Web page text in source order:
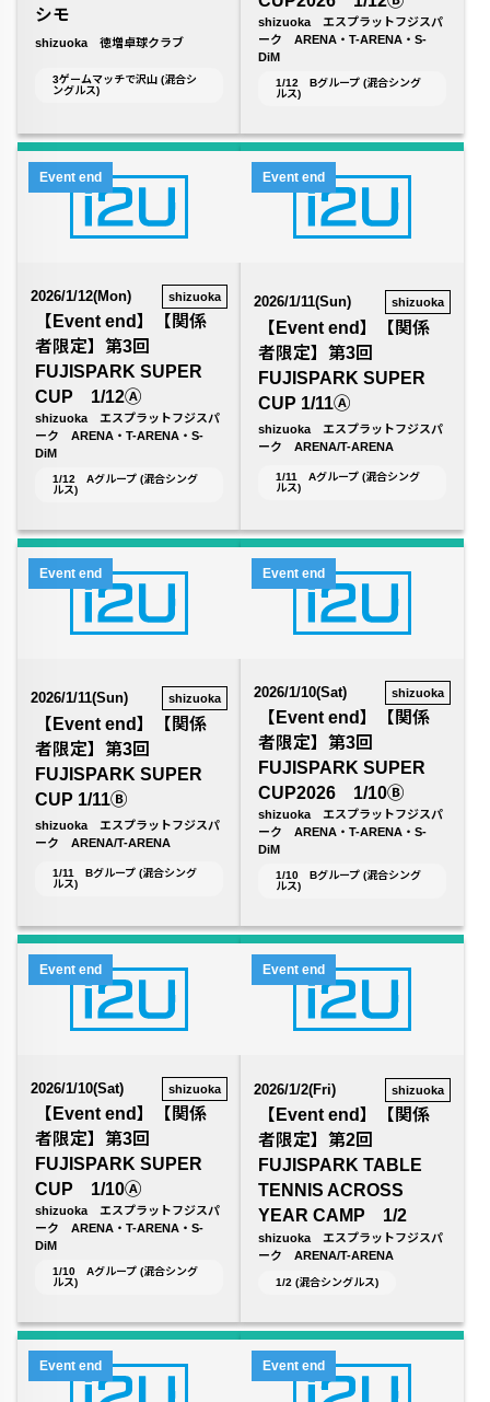
シモ
shizuoka 徳増卓球クラブ
3ゲームマッチで沢山 (混合シ
ングルス)
shizuoka エスプラットフジスパ
ーク ARENA・T-ARENA・S-
DiM
1/12 Bグループ (混合シング
ルス)
Event end
2026/1/12(Mon) shizuoka
【Event end】【関係
者限定】第3回
FUJISPARK SUPER
CUP 1/12Ⓐ
shizuoka エスプラットフジスパ
ーク ARENA・T-ARENA・S-
DiM
1/12 Aグループ (混合シング
ルス)
Event end
2026/1/11(Sun) shizuoka
【Event end】【関係
者限定】第3回
FUJISPARK SUPER
CUP 1/11Ⓐ
shizuoka エスプラットフジスパ
ーク ARENA/T-ARENA
1/11 Aグループ (混合シング
ルス)
Event end
2026/1/11(Sun) shizuoka
【Event end】【関係
者限定】第3回
FUJISPARK SUPER
CUP 1/11Ⓑ
shizuoka エスプラットフジスパ
ーク ARENA/T-ARENA
1/11 Bグループ (混合シング
ルス)
Event end
2026/1/10(Sat) shizuoka
【Event end】【関係
者限定】第3回
FUJISPARK SUPER
CUP2026 1/10Ⓑ
shizuoka エスプラットフジスパ
ーク ARENA・T-ARENA・S-
DiM
1/10 Bグループ (混合シング
ルス)
Event end
2026/1/10(Sat) shizuoka
【Event end】【関係
者限定】第3回
FUJISPARK SUPER
CUP 1/10Ⓐ
shizuoka エスプラットフジスパ
ーク ARENA・T-ARENA・S-
DiM
1/10 Aグループ (混合シング
ルス)
Event end
2026/1/2(Fri) shizuoka
【Event end】【関係
者限定】第2回
FUJISPARK TABLE
TENNIS ACROSS
YEAR CAMP 1/2
shizuoka エスプラットフジスパ
ーク ARENA/T-ARENA
1/2 (混合シングルス)
Event end Event end